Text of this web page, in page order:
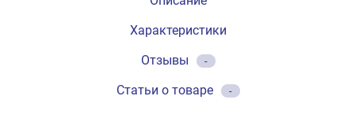
Характеристики
Отзывы
-
Статьи о товаре -